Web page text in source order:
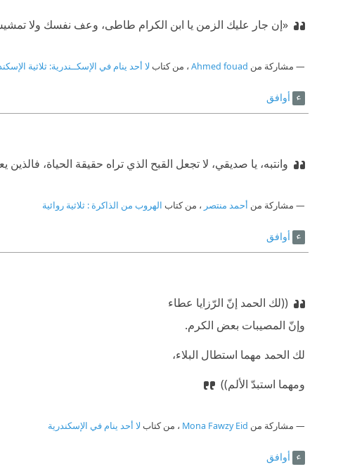
«إن جار عليك الزمن يا ابن الكرام طاطى، وعف نفسك ولا
مشاركة من Ahmed fouad ، من كتاب لا أحد ينام في الإسكــندرية: ثلاثية
أوافق
وانتبه، يا صديقي، لا تجعل القبح الذي تراه حقيقة الحياة،
مشاركة من أحمد منتصر ، من كتاب الهروب من الذاكرة : ثلاثية روائية
أوافق
((لك الحمد إنّ الرّزايا عطاء
‫وإنّ المصيبات بعض الكرم.
‫لك الحمد مهما استطال البلاء،
‫ومهما استبدّ الألم))
مشاركة من Mona Fawzy Eid ، من كتاب لا أحد ينام في الإسكندرية
أوافق